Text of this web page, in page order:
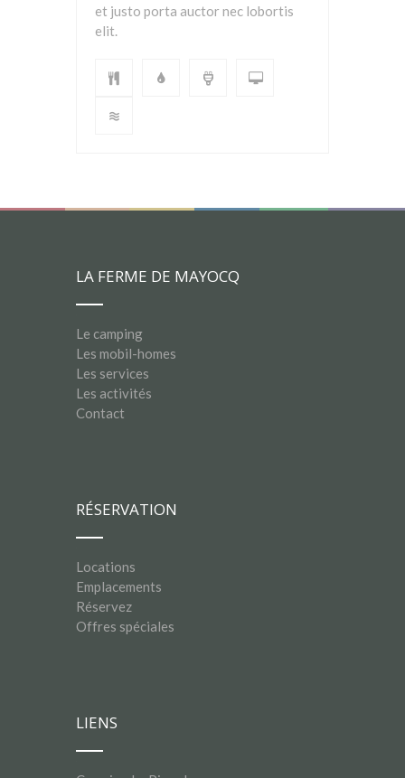
et justo porta auctor nec lobortis
elit.
LA FERME DE MAYOCQ
Le camping
Les mobil-homes
Les services
Les activités
Contact
RÉSERVATION
Locations
Emplacements
Réservez
Offres spéciales
LIENS